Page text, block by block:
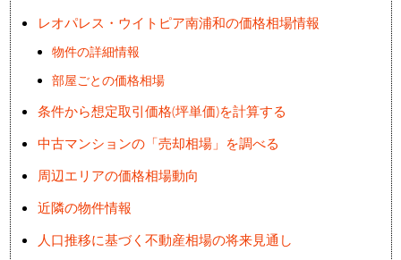
レオパレス・ウイトピア南浦和の価格相場情報
物件の詳細情報
部屋ごとの価格相場
条件から想定取引価格(坪単価)を計算する
中古マンションの「売却相場」を調べる
周辺エリアの価格相場動向
近隣の物件情報
人口推移に基づく不動産相場の将来見通し